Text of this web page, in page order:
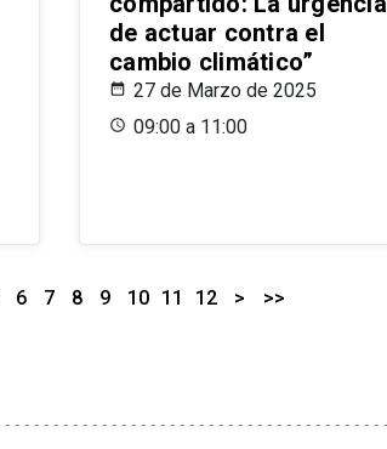
de actuar contra el
cambio climático”
27 de Marzo de 2025
09:00 a 11:00
6 7 8 9 10 11 12 > >>